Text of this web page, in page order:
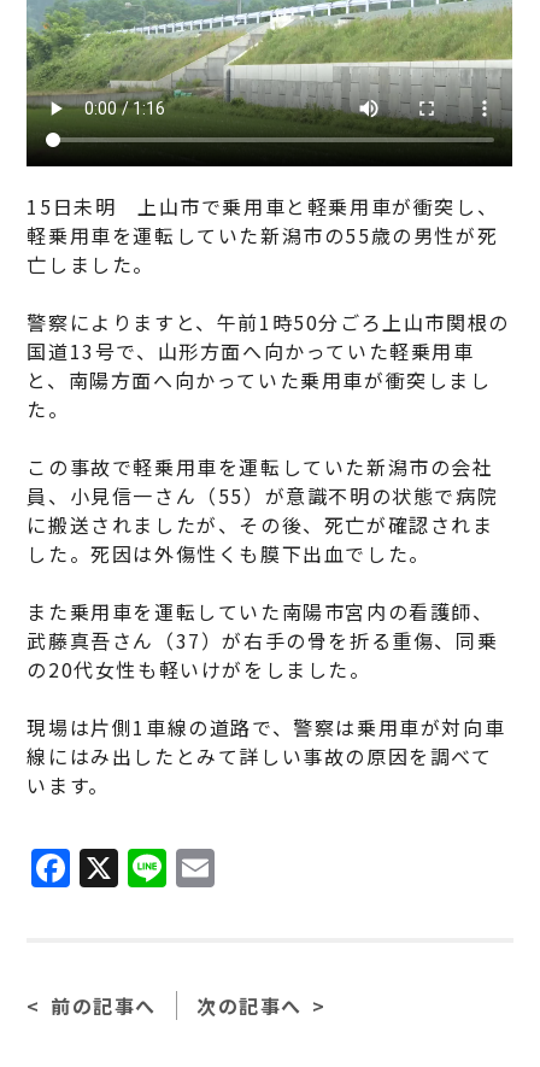
15日未明 上山市で乗用車と軽乗用車が衝突し、
軽乗用車を運転していた新潟市の55歳の男性が死
亡しました。
警察によりますと、午前1時50分ごろ上山市関根の
国道13号で、山形方面へ向かっていた軽乗用車
と、南陽方面へ向かっていた乗用車が衝突しまし
た。
この事故で軽乗用車を運転していた新潟市の会社
員、小見信一さん（55）が意識不明の状態で病院
に搬送されましたが、その後、死亡が確認されま
した。死因は外傷性くも膜下出血でした。
また乗用車を運転していた南陽市宮内の看護師、
武藤真吾さん（37）が右手の骨を折る重傷、同乗
の20代女性も軽いけがをしました。
現場は片側1車線の道路で、警察は乗用車が対向車
線にはみ出したとみて詳しい事故の原因を調べて
います。
F
a
b
X Li
n
前の記事へ 次の記事へ